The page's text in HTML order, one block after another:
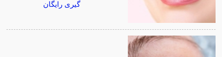
گیری رایگان